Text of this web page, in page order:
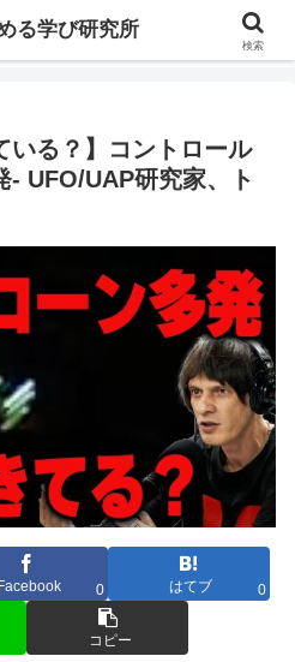
て研究し、セミナーや情報（ブログ、動
いる？】コントロール
- UFO/UAP研究家、ト
Facebook 0 はてブ 0
コピー
る学び研究所
検索